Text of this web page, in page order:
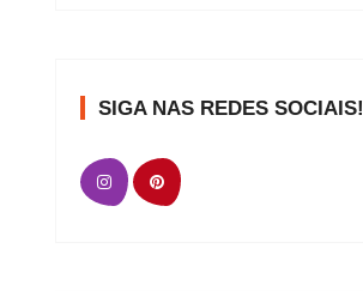
SIGA NAS REDES SOCIAIS!